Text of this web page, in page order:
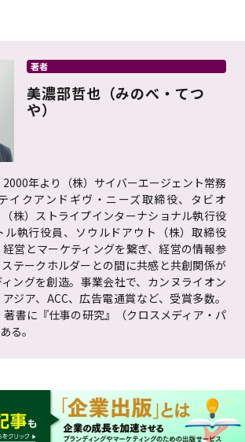
著者
美濃部哲也（みのべ・てつ
や）
年より（株）サイバーエージェント常務
イクアンドギヴ・ニーズ取締役、タビオ
（株）ストライプインターナショナル執行役
ル執行役員、ソウルドアウト（株）取締役
営とマーケティングを繋ぎ、経営の情報参
テークホルダーとの間に共感と共創関係が
ングを創造。事業会社で、カンヌライオン
ジア、ACC、広告電通賞など、受賞多数。
書に『仕事の研究』（クロスメディア・パ
る。